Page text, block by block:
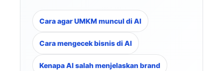
Cara agar UMKM muncul di AI
Cara mengecek bisnis di AI
Kenapa AI salah menjelaskan brand